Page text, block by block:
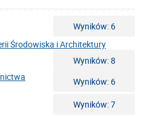
Wyników: 6
Środowiska i Architektury
Wyników: 8
Wyników: 6
Wyników: 7